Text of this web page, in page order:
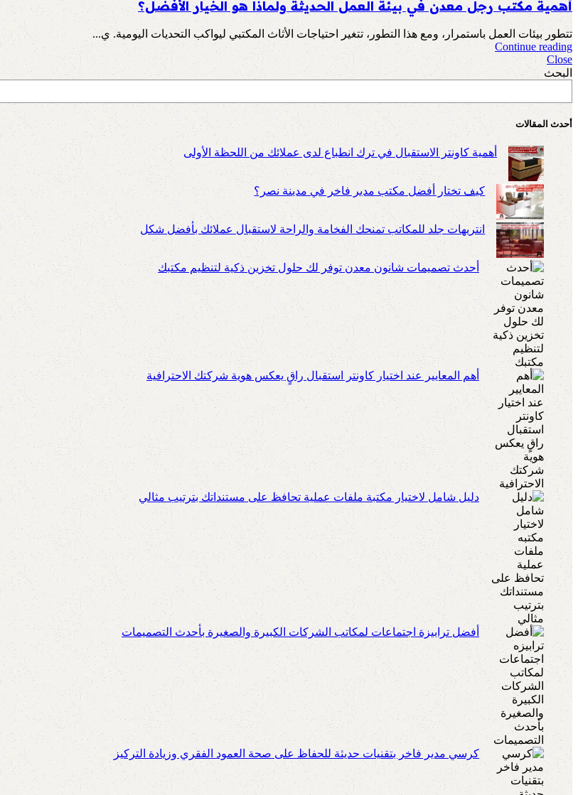
أهمية مكتب رجل معدن في بيئة العمل الحديثة ولماذا هو الخيار الأفضل؟
تتطور بيئات العمل باستمرار، ومع هذا التطور، تتغير احتياجات الأثاث المكتبي ليواكب التحديات اليومية. ي...
Continue reading
Close
البحث
أحدث المقالات
أهمية كاونتر الاستقبال في ترك انطباع لدى عملائك من اللحظة الأولى
كيف تختار أفضل مكتب مدير فاخر في مدينة نصر؟
انتريهات جلد للمكاتب تمنحك الفخامة والراحة لاستقبال عملائك بأفضل شكل
أحدث تصميمات شانون معدن توفر لك حلول تخزين ذكية لتنظيم مكتبك
أهم المعايير عند اختيار كاونتر استقبال راقٍ يعكس هوية شركتك الاحترافية
دليل شامل لاختيار مكتبة ملفات عملية تحافظ على مستنداتك بترتيب مثالي
أفضل ترابيزة اجتماعات لمكاتب الشركات الكبيرة والصغيرة بأحدث التصميمات
كرسي مدير فاخر بتقنيات حديثة للحفاظ على صحة العمود الفقري وزيادة التركيز